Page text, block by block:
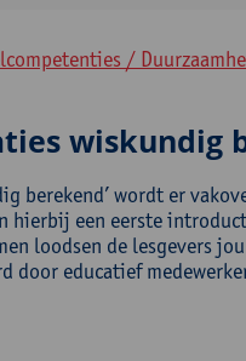
/
wiskundig
berekend’ wordt er
hierbij een eerste
loodsen de lesgevers
door educatief